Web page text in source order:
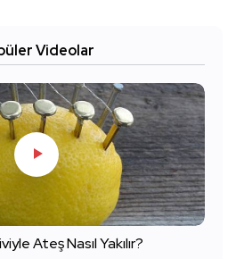
Videolar
Ateş Nasıl Yakılır?